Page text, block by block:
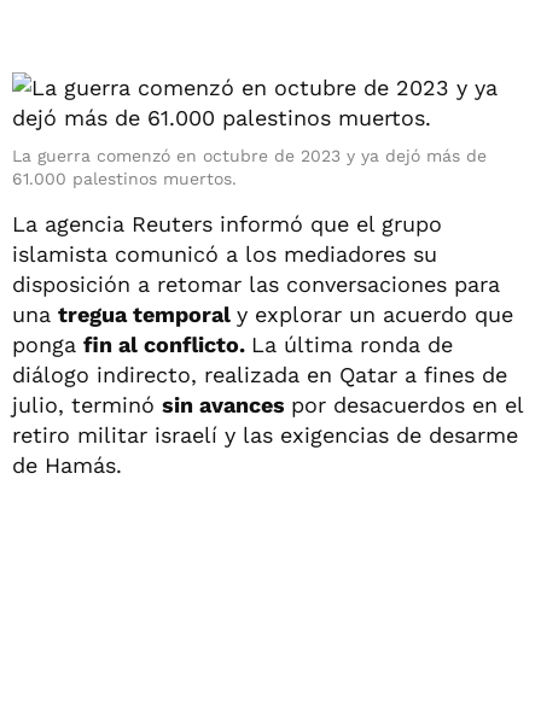
La guerra comenzó en octubre de 2023 y ya dejó más de
61.000 palestinos muertos.
La agencia Reuters informó que el grupo
islamista comunicó a los mediadores su
disposición a retomar las conversaciones para
una tregua temporal y explorar un acuerdo que
ponga fin al conflicto. La última ronda de
diálogo indirecto, realizada en Qatar a fines de
julio, terminó sin avances por desacuerdos en el
retiro militar israelí y las exigencias de desarme
de Hamás.